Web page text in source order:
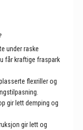
under raske
får kraftige fraspark
flexriller og
gir lett demping og
gir lett og